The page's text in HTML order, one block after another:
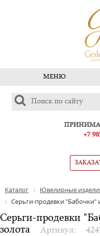
МЕНЮ
+7
Каталог
Ювелирные
Серьги-продевки "Бабочки"
Серьги-продевки
золота
Артикул: